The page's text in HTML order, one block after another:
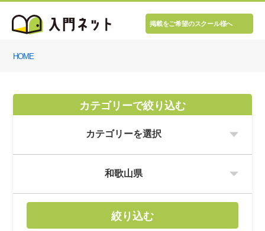
掲載をご希望のスクール様へ
HOME
カテゴリーで絞り込む
絞り込む